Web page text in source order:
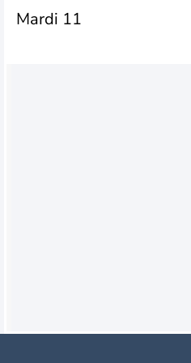
Mardi 11